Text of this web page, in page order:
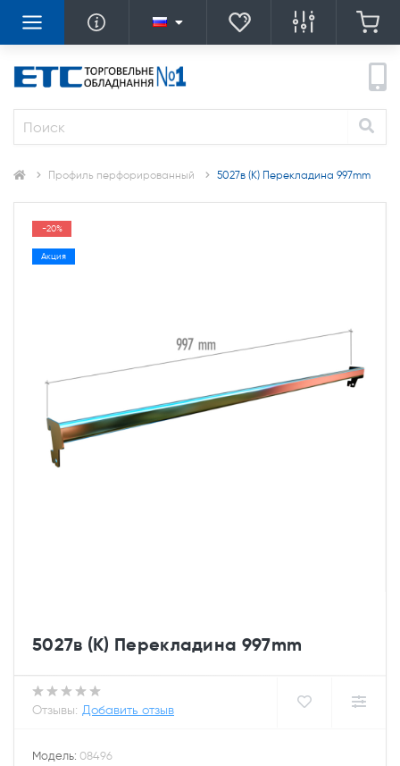
Профиль перфорированный 5027в (К) Перекладина 997mm
-20%
Акция
5027в (К) Перекладина 997mm
Отзывы: Добавить отзыв
Модель: 08496